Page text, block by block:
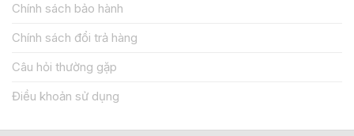
Chính sách bảo hành
Chính sách đổi trả hàng
Câu hỏi thường gặp
Điều khoản sử dụng